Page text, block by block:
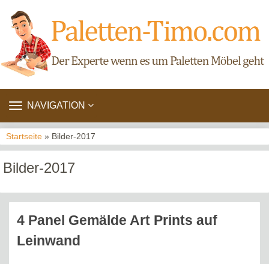
TOGGLE
NAVIGATION
Startseite » Bilder-2017
Bilder-2017
4 Panel Gemälde Art Prints auf
Leinwand